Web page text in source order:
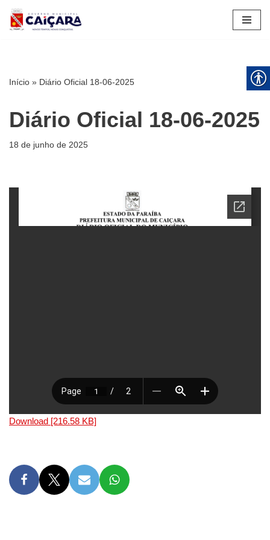
Pular
Início » Diário Oficial 18-06-2025
Diário Oficial 18-06-2025
18 de junho de 2025
Download [216.58 KB]